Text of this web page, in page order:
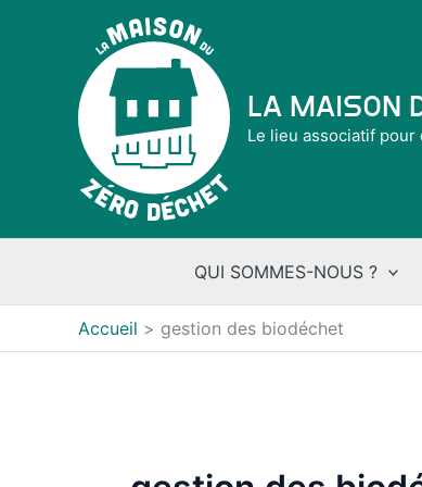
La Maison
Le lieu associatif pour
QUI SOMMES-NOUS ?
Accueil gestion des biodéchet